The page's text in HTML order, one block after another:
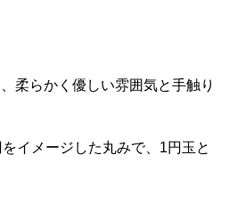
柔らかく優しい雰囲気と手触り
イメージした丸みで、1円玉と